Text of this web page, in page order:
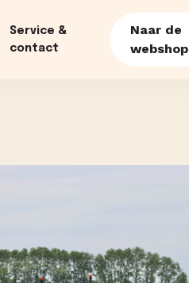
Service &
contact
Naar de
webshop